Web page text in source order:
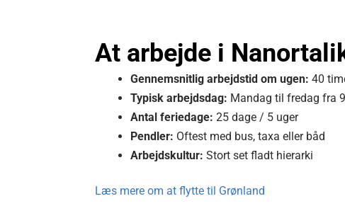
At arbejde i
Gennemsnitlig arbejdstid om ugen: 40
Typisk arbejdsdag: Mandag til fredag fra
Antal feriedage: 25 dage / 5 uger
Pendler: Oftest med bus, taxa eller båd
Arbejdskultur: Stort set fladt hierarki
Læs mere om at flytte til Grønland